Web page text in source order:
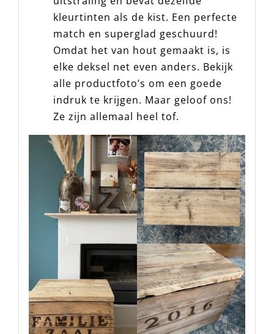
uitstraling en bevat dezelfde
kleurtinten als de kist. Een perfecte
match en superglad geschuurd!
Omdat het van hout gemaakt is, is
elke deksel net even anders. Bekijk
alle productfoto’s om een goede
indruk te krijgen. Maar geloof ons!
Ze zijn allemaal heel tof.